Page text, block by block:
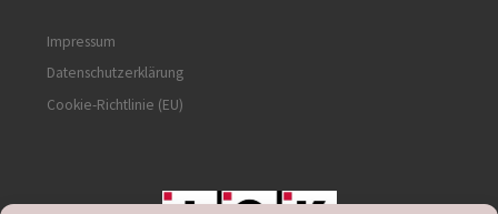
Impressum
Datenschutzerklärung
Cookie-Richtlinie (EU)